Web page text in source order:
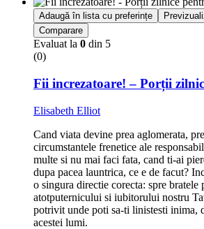
Adaugă în lista cu preferințe
Comparare
Evaluat la 0 din 5
(0)
Fii increzatoare! – Porții
Elisabeth Elliot
Cand viata devine prea aglomerata,
circumstantele frenetice ale
multe si nu mai faci fata, cand ti-ai
dupa pacea launtrica, ce e de facut?
o singura directie corecta: spre bratele
atotputernicului si iubitorului nostru
potrivit unde poti sa-ti linistesti inima,
acestei lumi.